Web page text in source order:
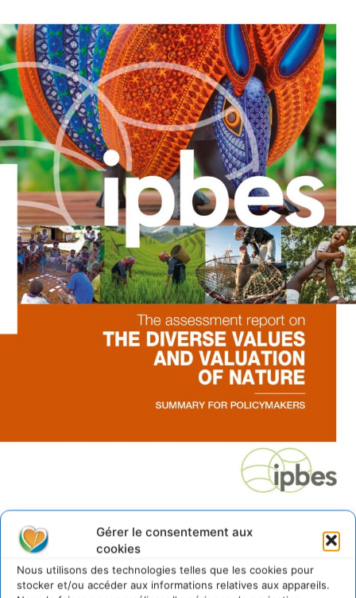
Gérer le consentement aux
cookies
Nous utilisons des technologies telles que les cookies pour
stocker et/ou accéder aux informations relatives aux appareils.
politique sur la biodiversité et les services écosystémiques (IPBES)